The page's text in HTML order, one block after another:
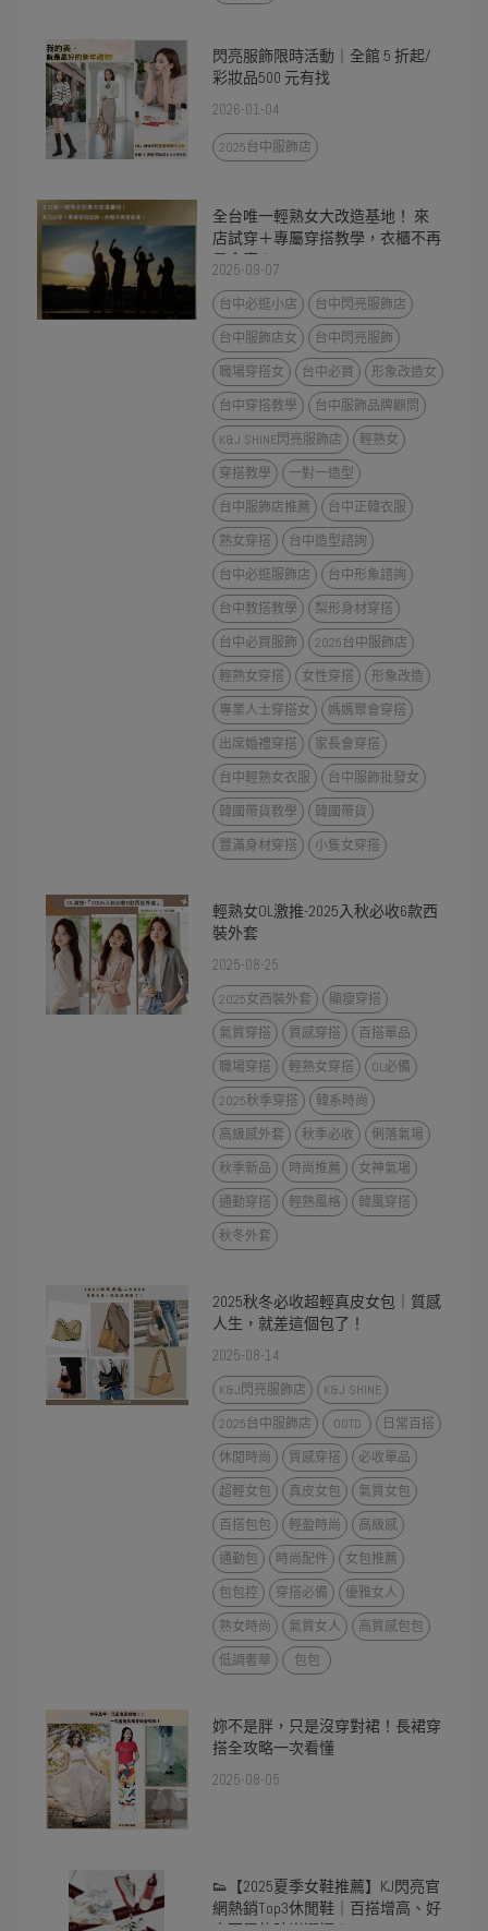
閃亮服飾限時活動｜全館 5 折起/
彩妝品500 元有找
2026-01-04
2025台中服飾店
全台唯一輕熟女大改造基地！ 來
店試穿＋專屬穿搭教學，衣櫃不再
是倉庫！
2025-09-07
台中必逛小店
台中閃亮服飾店
台中服飾店女
台中閃亮服飾
職場穿搭女
台中必買
形象改造女
台中穿搭教學
台中服飾品牌顧問
K&J SHINE閃亮服飾店
輕熟女
穿搭教學
一對一造型
台中服飾店推薦
台中正韓衣服
熟女穿搭
台中造型諮詢
台中必逛服飾店
台中形象諮詢
台中教搭教學
梨形身材穿搭
台中必買服飾
2025台中服飾店
輕熟女穿搭
女性穿搭
形象改造
專業人士穿搭女
媽媽聚會穿搭
出席婚禮穿搭
家長會穿搭
台中輕熟女衣服
台中服飾批發女
韓國帶貨教學
韓國帶貨
豐滿身材穿搭
小隻女穿搭
輕熟女OL激推-2025入秋必收6款西
裝外套
2025-08-25
2025女西裝外套
顯瘦穿搭
氣質穿搭
質感穿搭
百搭單品
職場穿搭
輕熟女穿搭
OL必備
2025秋季穿搭
韓系時尚
高級感外套
秋季必收
俐落氣場
秋季新品
時尚推薦
女神氣場
通勤穿搭
輕熟風格
韓風穿搭
秋冬外套
2025秋冬必收超輕真皮女包｜質感
人生，就差這個包了！
2025-08-14
K&J閃亮服飾店
K&J SHINE
2025台中服飾店
OOTD
日常百搭
休閒時尚
質感穿搭
必收單品
超輕女包
真皮女包
氣質女包
百搭包包
輕盈時尚
高級感
通勤包
時尚配件
女包推薦
包包控
穿搭必備
優雅女人
熟女時尚
氣質女人
高質感包包
低調奢華
包包
妳不是胖，只是沒穿對裙！長裙穿
搭全攻略一次看懂
2025-08-05
👟【2025夏季女鞋推薦】KJ閃亮官
網熱銷Top3休閒鞋｜百搭增高、好